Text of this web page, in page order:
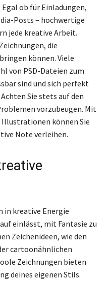
ob für Einladungen,
Posts – hochwertige
jede kreative Arbeit.
die
können. Viele
von PSD-Dateien zum
sind und sich perfekt
Sie stets auf den
vorzubeugen. Mit
Illustrationen können Sie
Note verleihen.
in kreative Energie
einlässt, mit Fantasie zu
Zeichenideen, wie den
cartoonähnlichen
Zeichnungen bieten
deines eigenen Stils.